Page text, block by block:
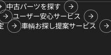
中古パーツを探す
ユーザー安心サービス
車輌お探し提案サービス